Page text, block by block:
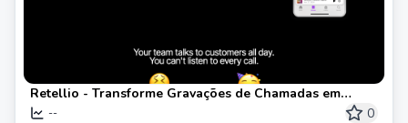
Retellio - Transforme Gravações de Chamadas em
Podcasts
-- 0